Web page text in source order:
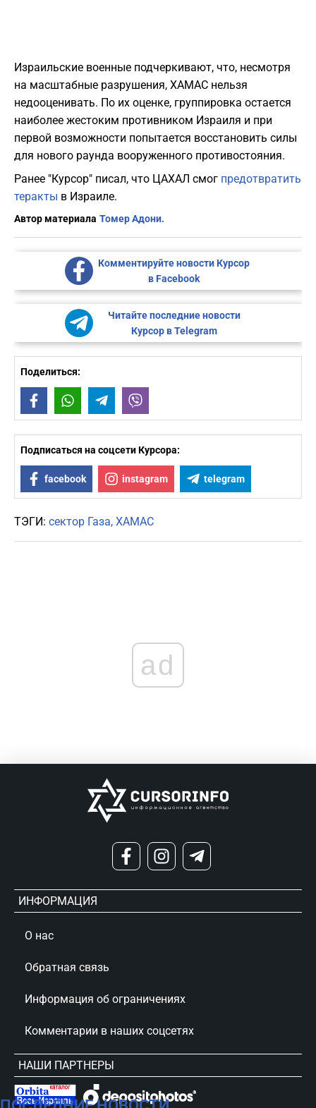
Израильские военные подчеркивают, что, несмотря
на масштабные разрушения, ХАМАС нельзя
недооценивать. По их оценке, группировка остается
наиболее жестоким противником Израиля и при
первой возможности попытается восстановить силы
для нового раунда вооруженного противостояния.
Ранее "Курсор" писал, что ЦАХАЛ смог предотвратить
теракты в Израиле.
Автор материала Томер Адони.
Комментируйте новости Курсор
в Facebook
Читайте последние новости
Курсор в Telegram
Поделиться:
FacebookWhatsAppTelegram
Подписаться на соцсети Курсора:
facebook instagram telegram
ТЭГИ: сектор Газа ХАМАС
ad
ИНФОРМАЦИЯ
О нас
Обратная связь
Информация об ограничениях
Комментарии в наших соцсетях
НАШИ ПАРТНЕРЫ